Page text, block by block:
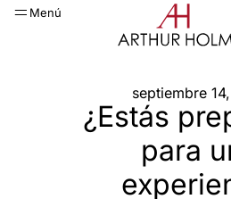
Menú
septiembre
¿Estás
para